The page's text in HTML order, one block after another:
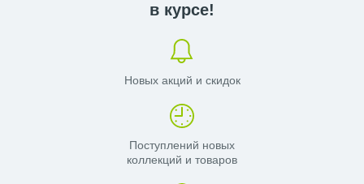
в курсе!
Новых акций и скидок
Поступлений новых
коллекций и товаров